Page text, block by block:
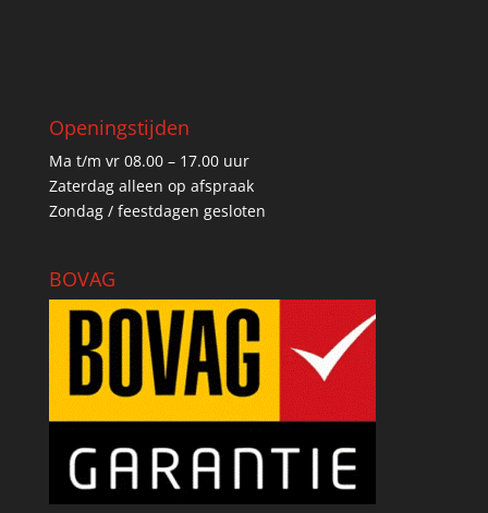
Openingstijden
Ma t/m vr 08.00 – 17.00 uur
Zaterdag alleen op afspraak
Zondag / feestdagen gesloten
BOVAG